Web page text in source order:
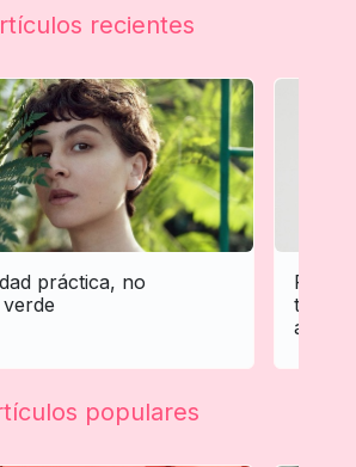
recientes
práctica, no
populares